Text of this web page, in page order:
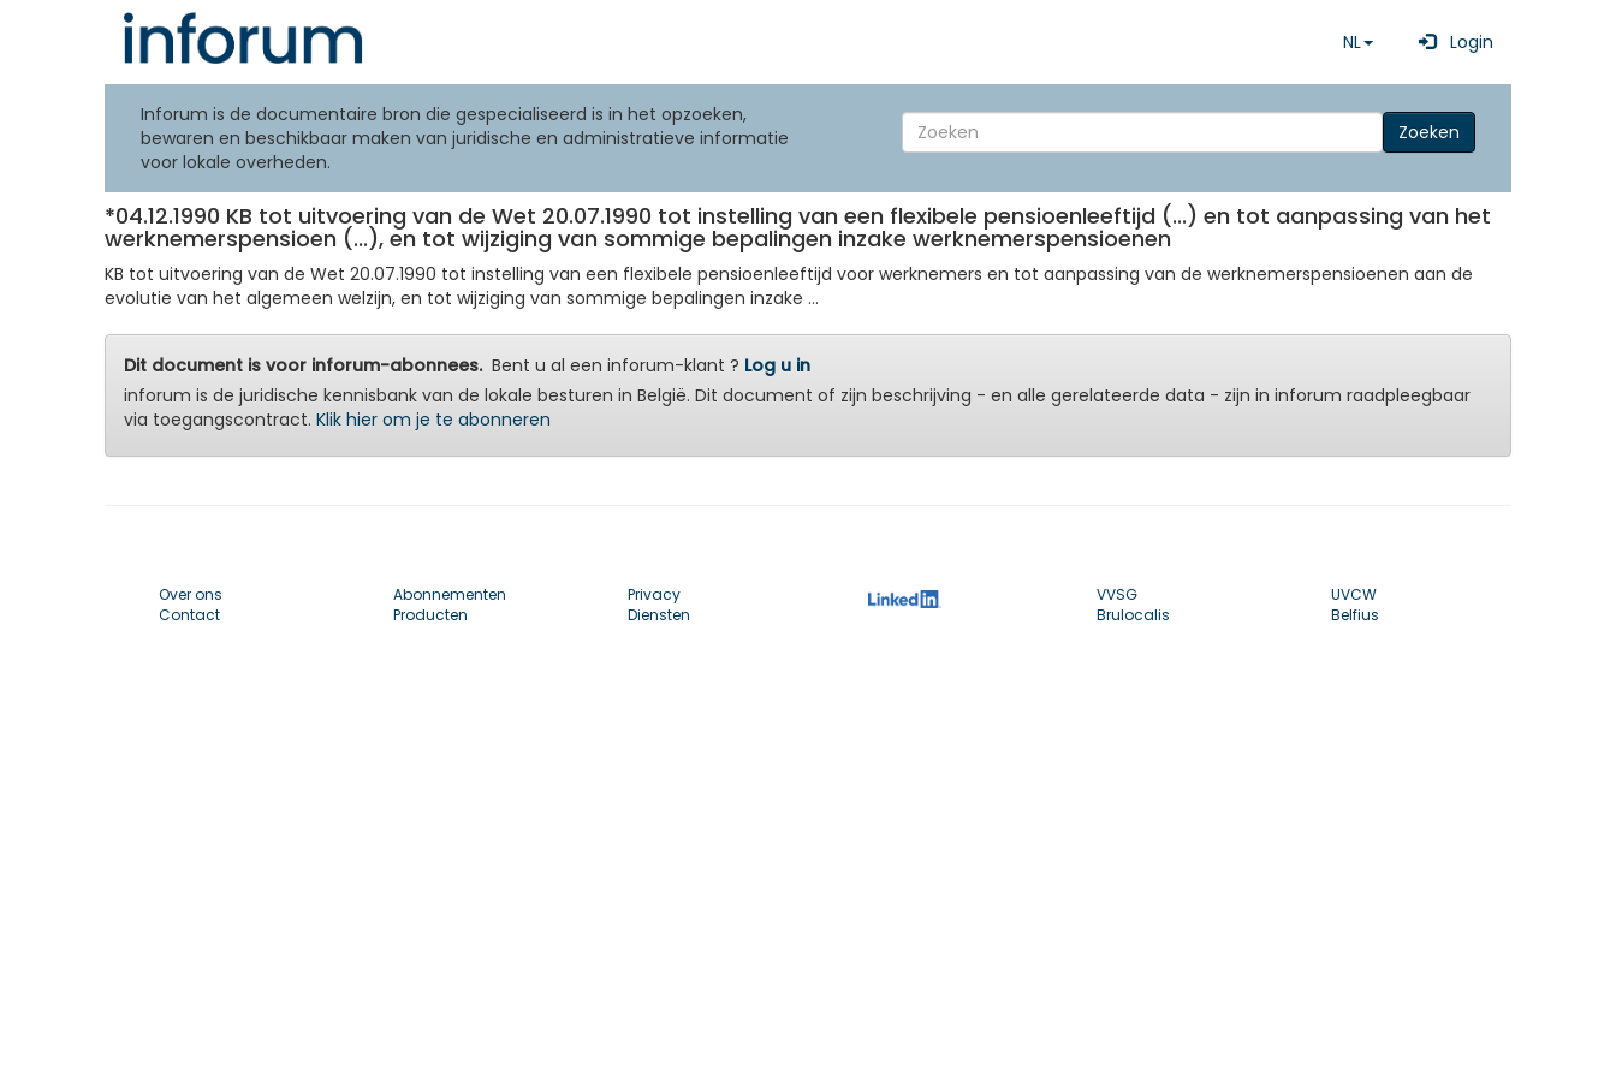
NL Login
Inforum is de documentaire bron die gespecialiseerd is in het opzoeken,
bewaren en beschikbaar maken van juridische en administratieve informatie
voor lokale overheden.
Zoeken
*04.12.1990 KB tot uitvoering van de Wet 20.07.1990 tot instelling van een flexibele pensioenleeftijd (...) en tot aanpassing van het
werknemerspensioen (...), en tot wijziging van sommige bepalingen inzake werknemerspensioenen
KB tot uitvoering van de Wet 20.07.1990 tot instelling van een flexibele pensioenleeftijd voor werknemers en tot aanpassing van de werknemerspensioenen aan de
evolutie van het algemeen welzijn, en tot wijziging van sommige bepalingen inzake ...
Dit document is voor inforum-abonnees.Bent u al een inforum-klant ? Log u in
inforum is de juridische kennisbank van de lokale besturen in België. Dit document of zijn beschrijving - en alle gerelateerde data - zijn in inforum raadpleegbaar
via toegangscontract. Klik hier om je te abonneren
Over ons
Contact
Abonnementen
Producten
Privacy
Diensten
VVSG
Brulocalis
UVCW
Belfius